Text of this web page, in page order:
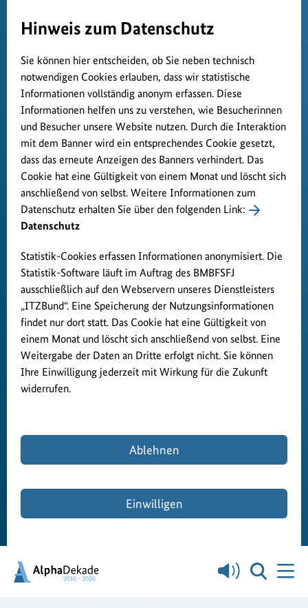
Hinweis zum Datenschutz
Sie können hier entscheiden, ob Sie neben technisch
notwendigen Cookies erlauben, dass wir statistische
Informationen vollständig anonym erfassen. Diese
Informationen helfen uns zu verstehen, wie Besucherinnen
und Besucher unsere Website nutzen. Durch die Interaktion
mit dem Banner wird ein entsprechendes Cookie gesetzt,
dass das erneute Anzeigen des Banners verhindert. Das
Cookie hat eine Gültigkeit von einem Monat und löscht sich
anschließend von selbst. Weitere Informationen zum
Datenschutz erhalten Sie über den folgenden Link:
Datenschutz
Statistik-Cookies erfassen Informationen anonymisiert. Die
Statistik-Software läuft im Auftrag des BMBFSFJ
ausschließlich auf den Webservern unseres Dienstleisters
„ITZBund“. Eine Speicherung der Nutzungsinformationen
findet nur dort statt. Das Cookie hat eine Gültigkeit von
einem Monat und löscht sich anschließend von selbst. Eine
Weitergabe der Daten an Dritte erfolgt nicht. Sie können
Ihre Einwilligung jederzeit mit Wirkung für die Zukunft
widerrufen.
Ablehnen
Einwilligen